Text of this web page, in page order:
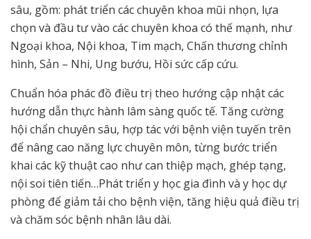
sâu, gồm: phát triển các chuyên khoa mũi nhọn, lựa
chọn và đầu tư vào các chuyên khoa có thế mạnh, như
Ngoại khoa, Nội khoa, Tim mạch, Chấn thương chỉnh
hình, Sản – Nhi, Ung bướu, Hồi sức cấp cứu.
Chuẩn hóa phác đồ điều trị theo hướng cập nhật các
hướng dẫn thực hành lâm sàng quốc tế. Tăng cường
hội chẩn chuyên sâu, hợp tác với bệnh viện tuyến trên
để nâng cao năng lực chuyên môn, từng bước triển
khai các kỹ thuật cao như can thiệp mạch, ghép tạng,
nội soi tiên tiến…Phát triển y học gia đình và y học dự
phòng để giảm tải cho bệnh viện, tăng hiệu quả điều trị
và chăm sóc bệnh nhân lâu dài.